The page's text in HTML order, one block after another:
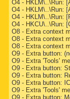
O4 - HKLM\..\Run:
O4 - HKLM\..\Run:
O4 - HKLM\..\Run:
O4 - HKCU\..\Run:
O8 - Extra context
O8 - Extra context
O8 - Extra context
O9 - Extra button:
O9 - Extra 'Tools'
O9 - Extra button:
O9 - Extra button:
O9 - Extra button:
O9 - Extra 'Tools'
O9 - Extra button: